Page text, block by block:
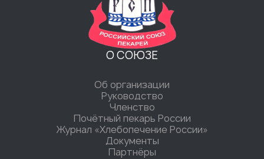
О СОЮЗЕ
Об организации
Руководство
Членство
Почётный пекарь России
Журнал «Хлебопечение России»
Документы
Партнёры